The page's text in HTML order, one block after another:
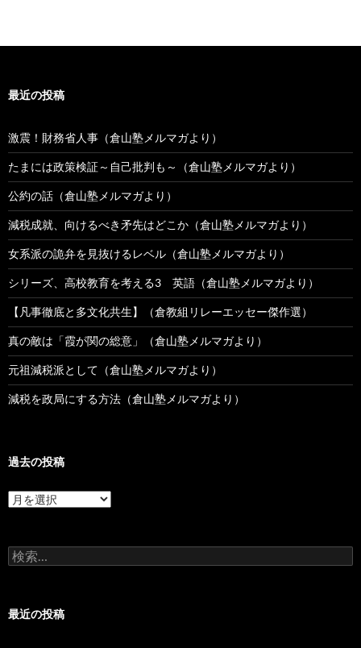
最近の投稿
激震！財務省人事（倉山塾メルマガより）
たまには政策検証～自己批判も～（倉山塾メルマガより）
公約の話（倉山塾メルマガより）
減税成就、向けるべき矛先はどこか（倉山塾メルマガより）
女系派の詭弁を見抜けるレベル（倉山塾メルマガより）
シリーズ、高校教育を考える3 英語（倉山塾メルマガより）
【凡事徹底と多文化共生】（倉教組リレーエッセー傑作選）
真の敵は「霞が関の総意」（倉山塾メルマガより）
元祖減税派として（倉山塾メルマガより）
減税を政局にする方法（倉山塾メルマガより）
過去の投稿
過
去
稿
検
索:
最近の投稿